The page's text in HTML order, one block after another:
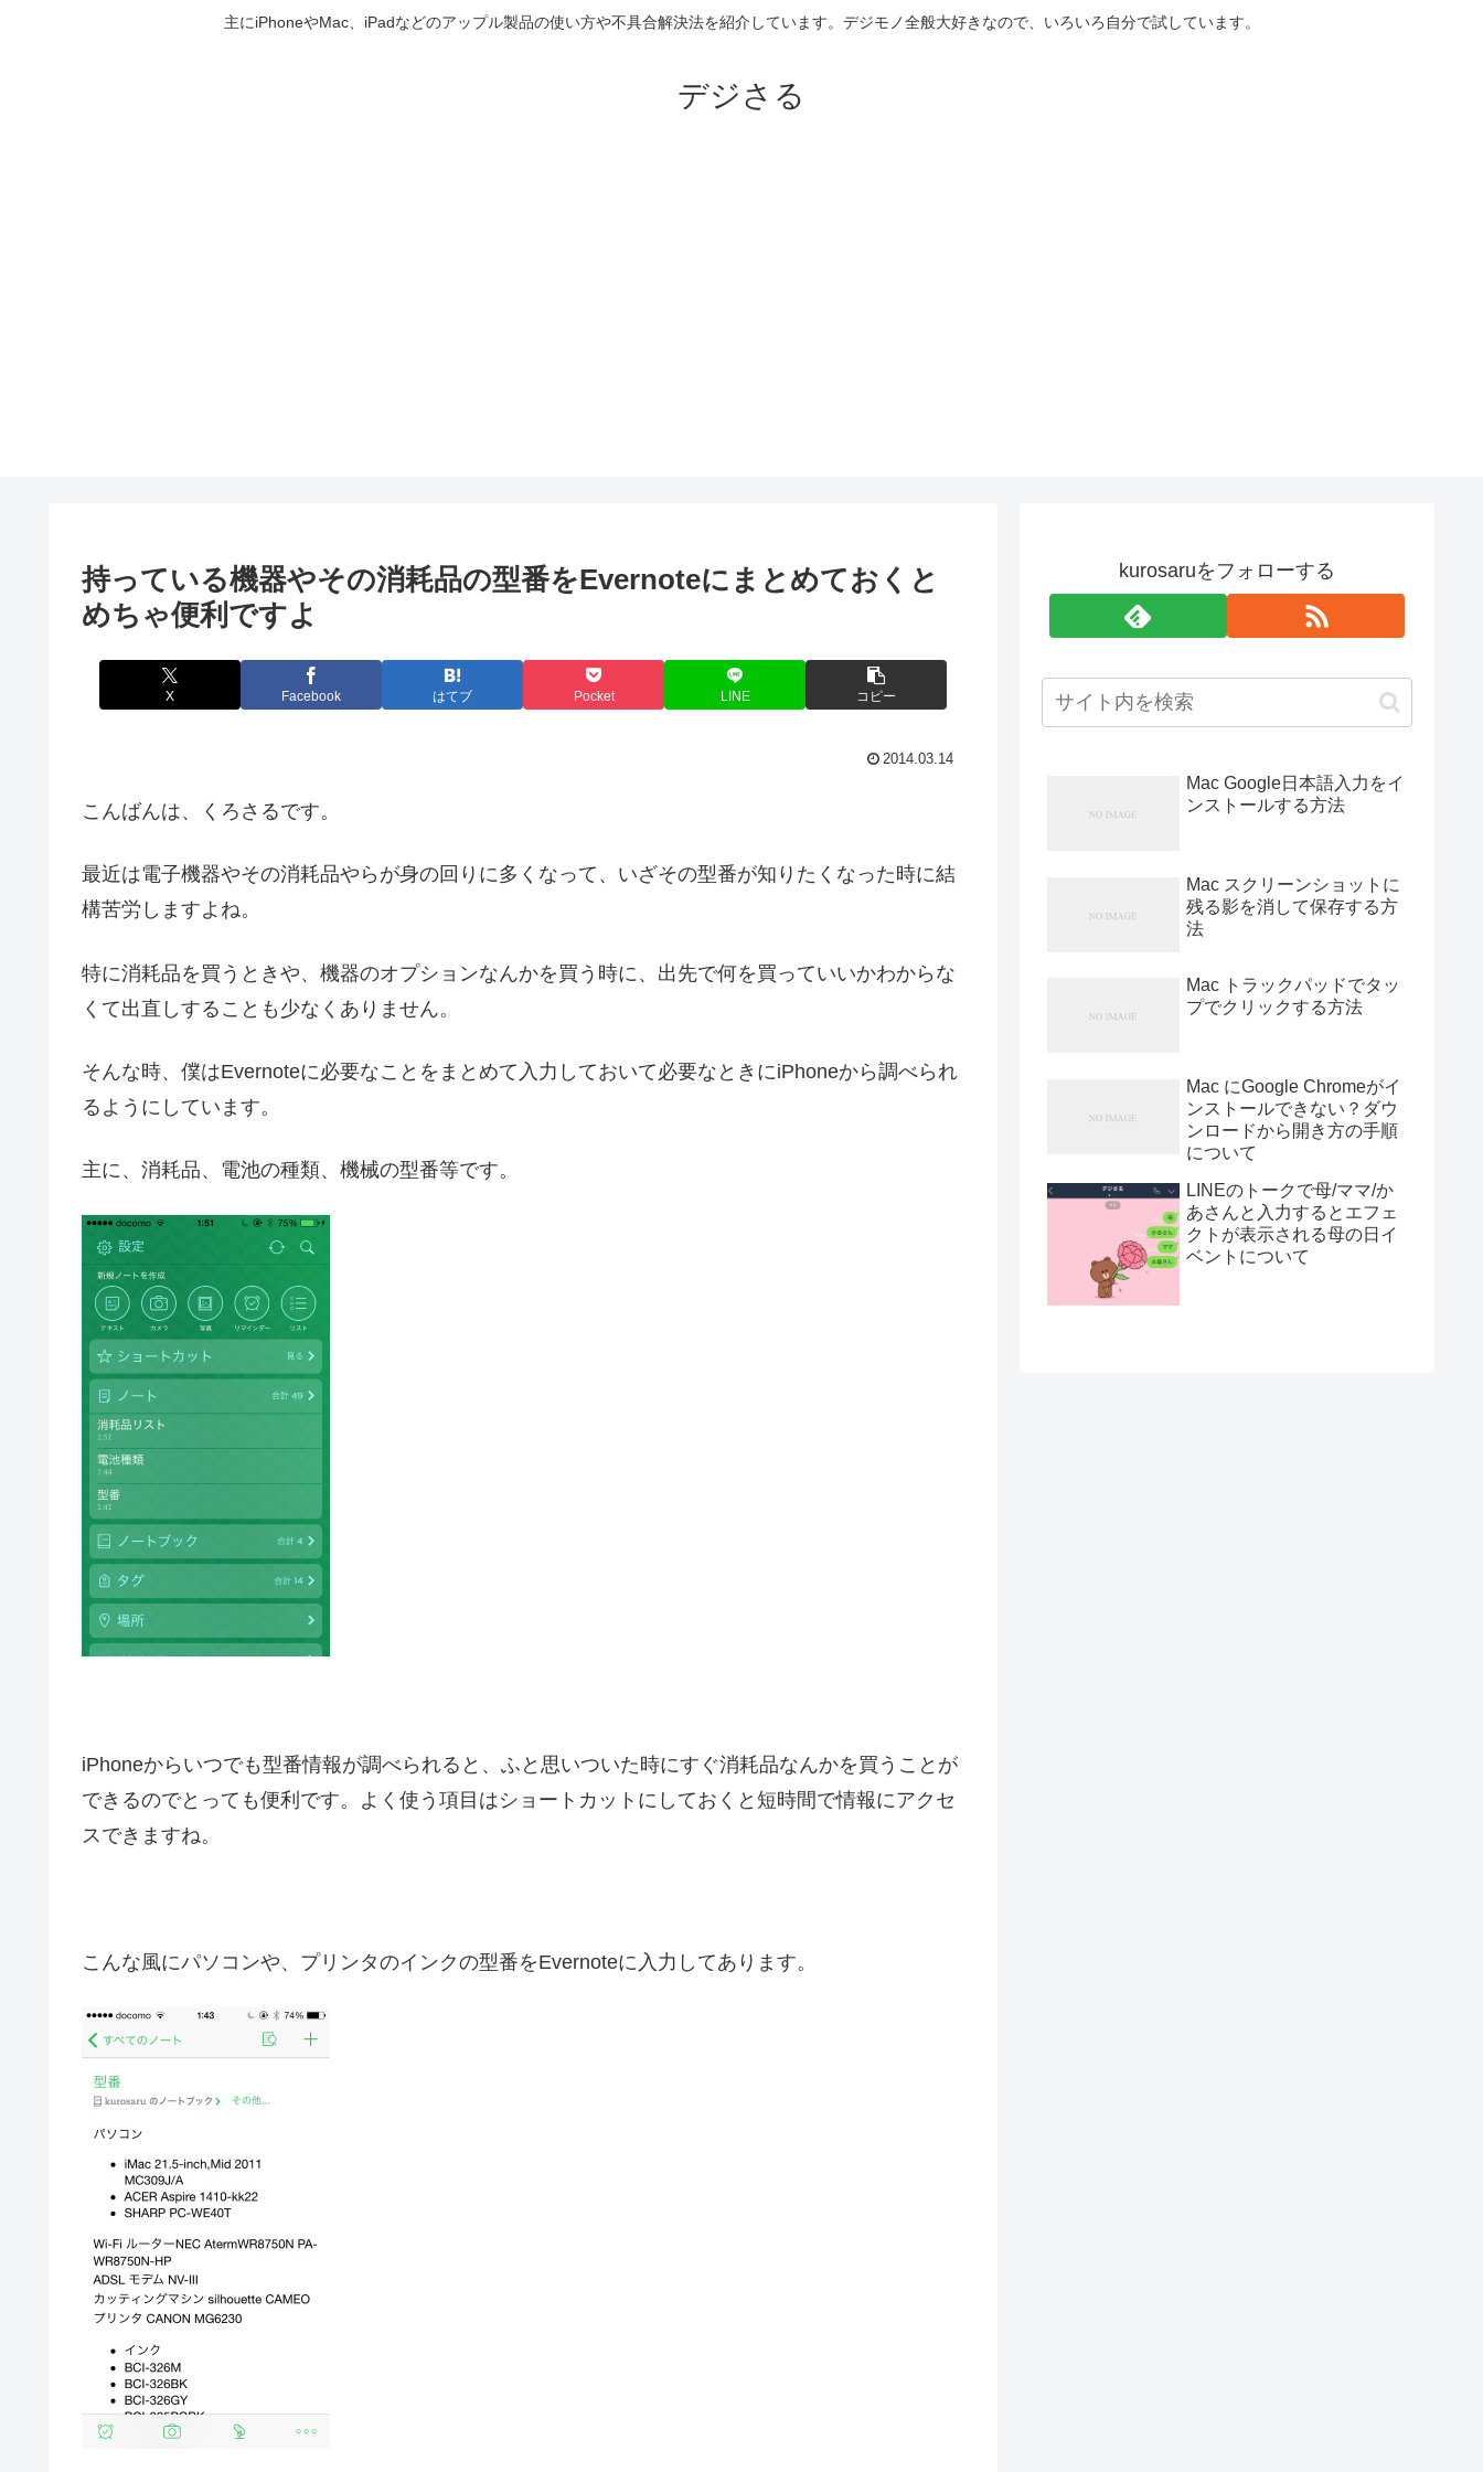
主にiPhoneやMac、iPadなどのアップル製品の使い方や不具合解決法を紹介しています。デジモノ全般大好きなので、いろいろ自分で試しています。
デジさる
持っている機器やその消耗品の型番をEvernoteにまとめておくと
めちゃ便利ですよ
X Facebook はてブ Pocket LINE コピー
2014.03.14
こんばんは、くろさるです。
最近は電子機器やその消耗品やらが身の回りに多くなって、いざその型番が知りたくなった時に結
構苦労しますよね。
特に消耗品を買うときや、機器のオプションなんかを買う時に、出先で何を買っていいかわからな
くて出直しすることも少なくありません。
そんな時、僕はEvernoteに必要なことをまとめて入力しておいて必要なときにiPhoneから調べられ
るようにしています。
主に、消耗品、電池の種類、機械の型番等です。
iPhoneからいつでも型番情報が調べられると、ふと思いついた時にすぐ消耗品なんかを買うことが
できるのでとっても便利です。よく使う項目はショートカットにしておくと短時間で情報にアクセ
スできますね。
こんな風にパソコンや、プリンタのインクの型番をEvernoteに入力してあります。
kurosaruをフォローする
Mac Google日本語入力をイ
ンストールする方法
Mac スクリーンショットに
残る影を消して保存する方
法
Mac トラックパッドでタッ
プでクリックする方法
Mac にGoogle Chromeがイ
ンストールできない？ダウ
ンロードから開き方の手順
について
LINEのトークで母/ママ/か
あさんと入力するとエフェ
クトが表示される母の日イ
ベントについて